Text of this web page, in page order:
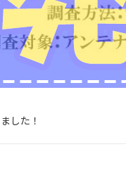
への発信につきまし
した！